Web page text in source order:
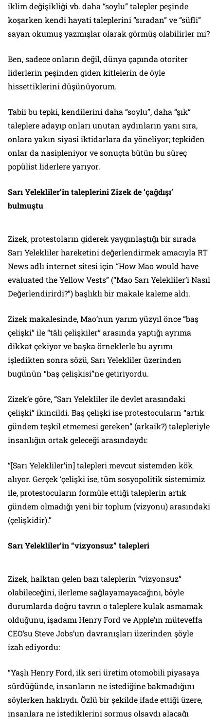
iklim değişikliği vb. daha “soylu” talepler peşinde
koşarken kendi hayati taleplerini “sıradan” ve “süfli”
sayan okumuş yazmışlar olarak görmüş olabilirler mi?
Ben, sadece onların değil, dünya çapında otoriter
liderlerin peşinden giden kitlelerin de öyle
hissettiklerini düşünüyorum.
Tabii bu tepki, kendilerini daha “soylu”, daha “şık”
taleplere adayıp onları unutan aydınların yanı sıra,
onlara yakın siyasi iktidarlara da yöneliyor; tepkiden
onlar da nasipleniyor ve sonuçta bütün bu süreç
popülist liderlere yarıyor.
Sarı Yelekliler’in taleplerini Zizek de ‘çağdışı’
bulmuştu
Zizek, protestoların giderek yaygınlaştığı bir sırada
Sarı Yelekliler hareketini değerlendirmek amacıyla RT
News adlı internet sitesi için “How Mao would have
evaluated the Yellow Vests” (“Mao Sarı Yelekliler’i Nasıl
Değerlendirirdi?”) başlıklı bir makale kaleme aldı.
Zizek makalesinde, Mao’nun yarım yüzyıl önce “baş
çelişki” ile “tâli çelişkiler” arasında yaptığı ayrıma
dikkat çekiyor ve başka örneklerle bu ayrımı
işledikten sonra sözü, Sarı Yelekliler üzerinden
bugünün “baş çelişkisi”ne getiriyordu.
Zizek’e göre, “Sarı Yelekliler ile devlet arasındaki
çelişki” ikincildi. Baş çelişki ise protestocuların “artık
gündem teşkil etmemesi gereken” (arkaik?) talepleriyle
insanlığın ortak geleceği arasındaydı:
“[Sarı Yelekliler’in] talepleri mevcut sistemden kök
alıyor. Gerçek ‘çelişki ise, tüm sosyopolitik sistemimiz
ile, protestocuların formüle ettiği taleplerin artık
gündem olmadığı yeni bir toplum (vizyonu) arasındaki
(çelişkidir).”
Sarı Yelekliler’in “vizyonsuz” talepleri
Zizek, halktan gelen bazı taleplerin “vizyonsuz”
olabileceğini, ilerleme sağlayamayacağını, böyle
durumlarda doğru tavrın o taleplere kulak asmamak
olduğunu, işadamı Henry Ford ve Apple’ın müteveffa
CEO’su Steve Jobs’un davranışları üzerinden şöyle
izah ediyordu:
“Yaşlı Henry Ford, ilk seri üretim otomobili piyasaya
sürdüğünde, insanların ne istediğine bakmadığını
söylerken haklıydı. Özlü bir şekilde ifade ettiği üzere,
insanlara ne istediklerini sormuş olsaydı alacağı